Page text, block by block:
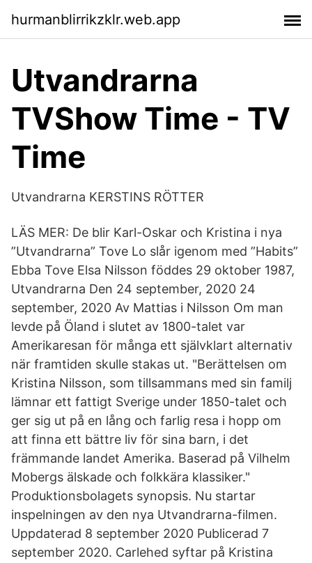
hurmanblirrikzklr.web.app
Utvandrarna
TVShow Time - TV
Time
Utvandrarna KERSTINS RÖTTER
LÄS MER: De blir Karl-Oskar och Kristina i nya
”Utvandrarna” Tove Lo slår igenom med ”Habits”
Ebba Tove Elsa Nilsson föddes 29 oktober 1987,
Utvandrarna Den 24 september, 2020 24
september, 2020 Av Mattias i Nilsson Om man
levde på Öland i slutet av 1800-talet var
Amerikaresan för många ett självklart alternativ
när framtiden skulle stakas ut. "Berättelsen om
Kristina Nilsson, som tillsammans med sin familj
lämnar ett fattigt Sverige under 1850-talet och
ger sig ut på en lång och farlig resa i hopp om
att finna ett bättre liv för sina barn, i det
främmande landet Amerika. Baserad på Vilhelm
Mobergs älskade och folkkära klassiker."
Produktionsbolagets synopsis. Nu startar
inspelningen av den nya Utvandrarna-filmen.
Uppdaterad 8 september 2020 Publicerad 7
september 2020. Carlehed syftar på Kristina